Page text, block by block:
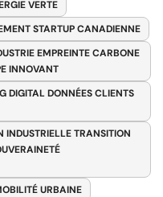
VERTE
STARTUP CANADIENNE
EMPREINTE CARBONE
INNOVANT
DIGITAL DONNÉES CLIENTS
INDUSTRIELLE TRANSITION
URBAINE